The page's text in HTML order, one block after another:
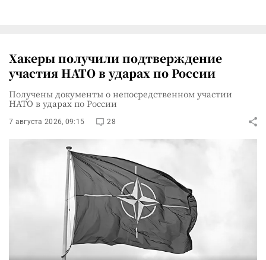
Хакеры получили подтверждение
участия НАТО в ударах по России
Получены документы о непосредственном участии
НАТО в ударах по России
7 августа 2026, 09:15 28